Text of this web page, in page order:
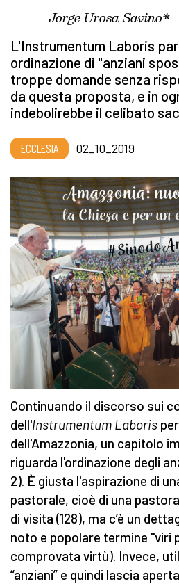
Jorge Urosa Savino*
L'Instrumentum Laboris
ordinazione di "anziani
troppe domande senza
da questa proposta, e in
indebolirebbe il celibato
ECCLESIA 02_10_2019
Continuando il discorso sui
dell'Instrumentum Laboris
dell'Amazzonia, un capitolo
riguarda l'ordinazione degli
2). È giusta l'aspirazione di
pastorale, cioè di una
di visita (128), ma c’è un
noto e popolare termine "viri
comprovata virtù). Invece,
“anziani” e quindi lascia